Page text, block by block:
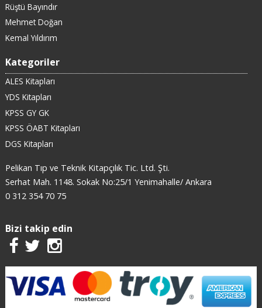
Rüştü Bayındır
Mehmet Doğan
Kemal Yıldırım
Kategoriler
ALES Kitapları
YDS Kitapları
KPSS GY GK
KPSS ÖABT Kitapları
DGS Kitapları
Pelikan Tıp ve Teknik Kitapçılık Tic. Ltd. Şti.
Serhat Mah. 1148. Sokak No:25/1 Yenimahalle/ Ankara
0 312 354 70 75
Bizi takip edin